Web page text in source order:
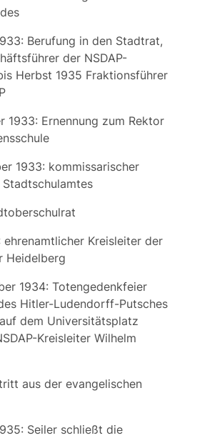
Berufung in den Stadtrat,
der NSDAP-
Herbst 1935 Fraktionsführer
1933: Ernennung zum Rektor
1933: kommissarischer
ehrenamtlicherKreisleiter der
Heidelberg
1934: Totengedenkfeier
Hitler-Ludendorff-Putsches
dem Universitätsplatz
Kreisleiter Wilhelm
aus der evangelischen
Seiler schließt die